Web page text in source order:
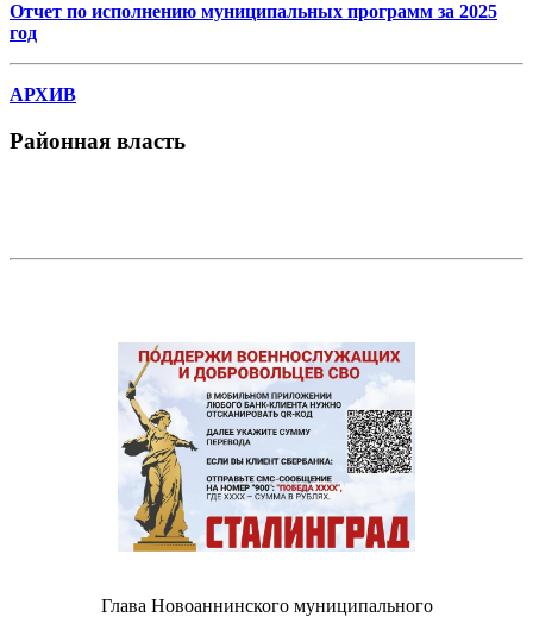
Отчет по исполнению муниципальных программ за 2025
год
АРХИВ
Районная власть
Глава Новоаннинского муниципального